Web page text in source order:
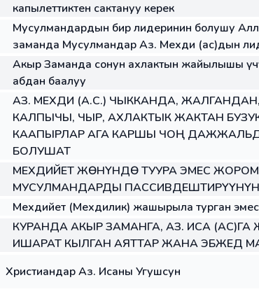
капылеттиктен сактануу керек
Мусулмандардын бир лидеринин болушу
заманда Мусулмандар Аз. Мехди (ас)дын
Акыр Заманда сонун ахлактын жайылышы
абдан баалуу
АЗ. МЕХДИ (А.С.) ЧЫККАНДА,
КАЛПЫЧЫ, ЧЫР, АХЛАКТЫК ЖАКТАН
КААПЫРЛАР АГА КАРШЫ ЧОҢ
БОЛУШАТ
МЕХДИЙЕТ ЖӨНҮНДӨ ТУУРА ЭМЕС
МУСУЛМАНДАРДЫ
Мехдийет (Мехдилик) жашырыла турган эмес,
КУРАНДА АКЫР ЗАМАНГА, АЗ. ИСА (АС)ГА
ИШАРАТ КЫЛГАН АЯТТАР ЖАНА ЭБЖЕД
Христиандар Аз. Исаны Угушсун